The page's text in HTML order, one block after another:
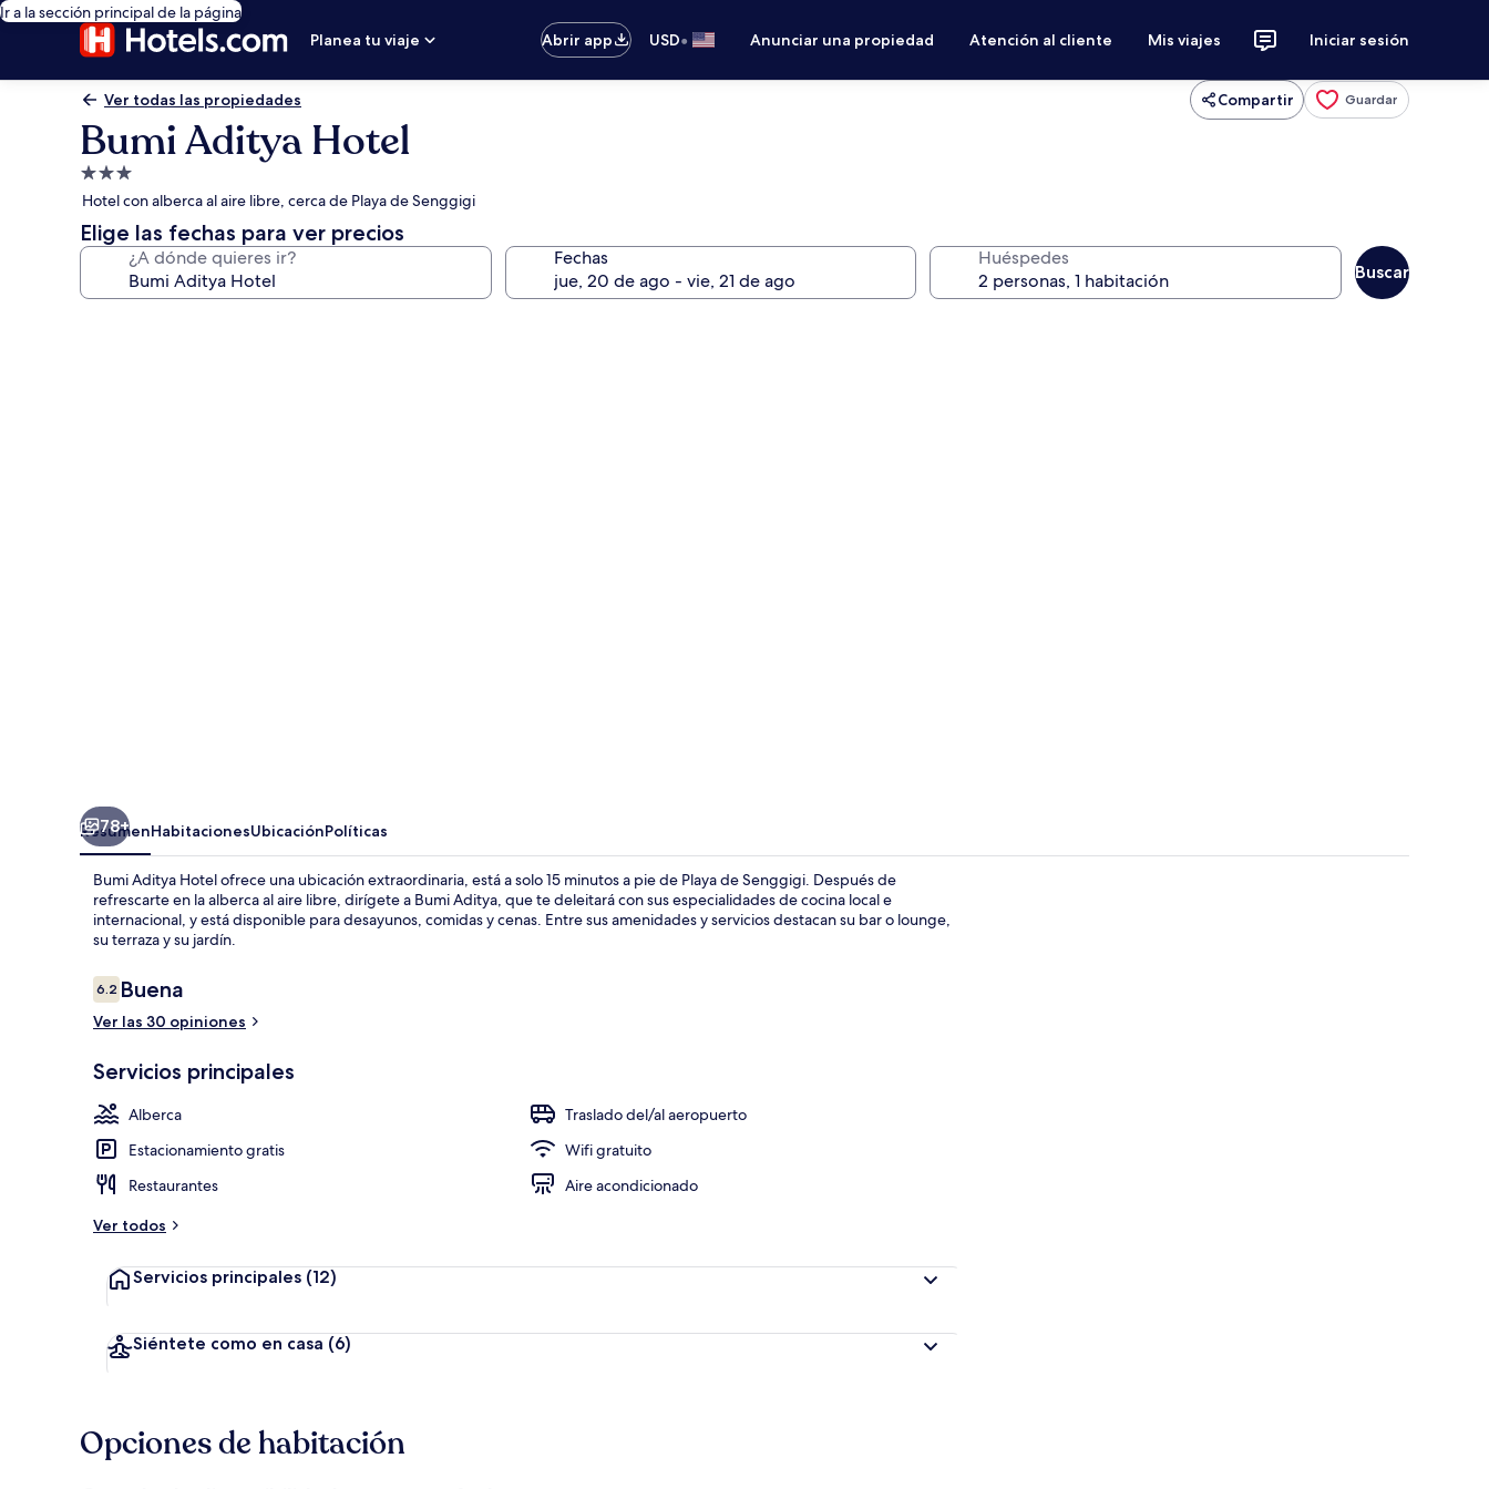
Ir a la sección principal de la página
Planea tu viaje
Abrir app USD• Anunciar una propiedad Atención al cliente Mis viajes Iniciar sesión
Ver todas las propiedades Compartir Guardar
Bumi Aditya Hotel
Propiedad
de
3.0
estrellas
Hotel con alberca al aire libre, cerca de Playa de Senggigi
Elige las fechas para ver precios
¿A dónde quieres ir? Fechas Huéspedes
Buscar
78+
ResumenHabitacionesUbicaciónPolíticas
Bumi Aditya Hotel ofrece una ubicación extraordinaria, está a solo 15 minutos a pie de Playa de Senggigi. Después de
refrescarte en la alberca al aire libre, dirígete a Bumi Aditya, que te deleitará con sus especialidades de cocina local e
internacional, y está disponible para desayunos, comidas y cenas. Entre sus amenidades y servicios destacan su bar o lounge,
su terraza y su jardín.
Opiniones
6.26.2 de 10,
Buena
Ver las 30 opiniones
Servicios principales
Alberca
Traslado del/al aeropuerto
Estacionamiento gratis
Wifi gratuito
Restaurantes
Aire acondicionado
Ver todos
Servicios principales (12)
Siéntete como en casa (6)
Opciones de habitación